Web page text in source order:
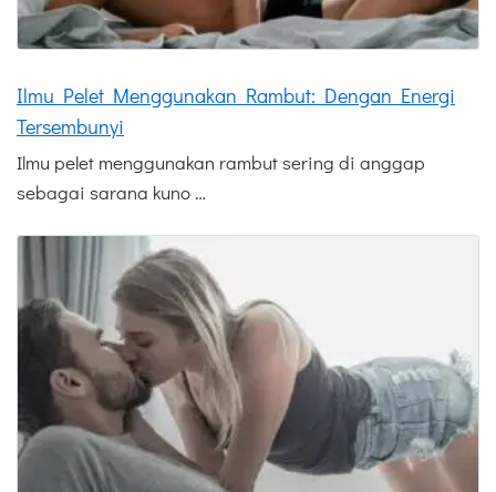
Ilmu Pelet Menggunakan Rambut: Dengan Energi
Tersembunyi
Ilmu pelet menggunakan rambut sering di anggap
sebagai sarana kuno …